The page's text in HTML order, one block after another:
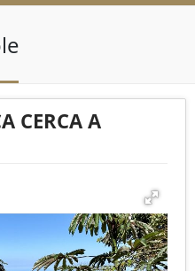
CERCA A